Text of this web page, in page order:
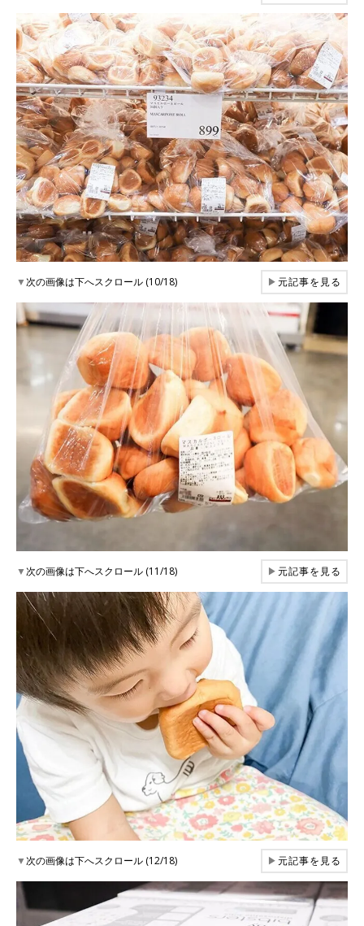
▼次の画像は下へスクロール (10/18) ▶元記事を見る
▼次の画像は下へスクロール (11/18) ▶元記事を見る
▼次の画像は下へスクロール (12/18) ▶元記事を見る